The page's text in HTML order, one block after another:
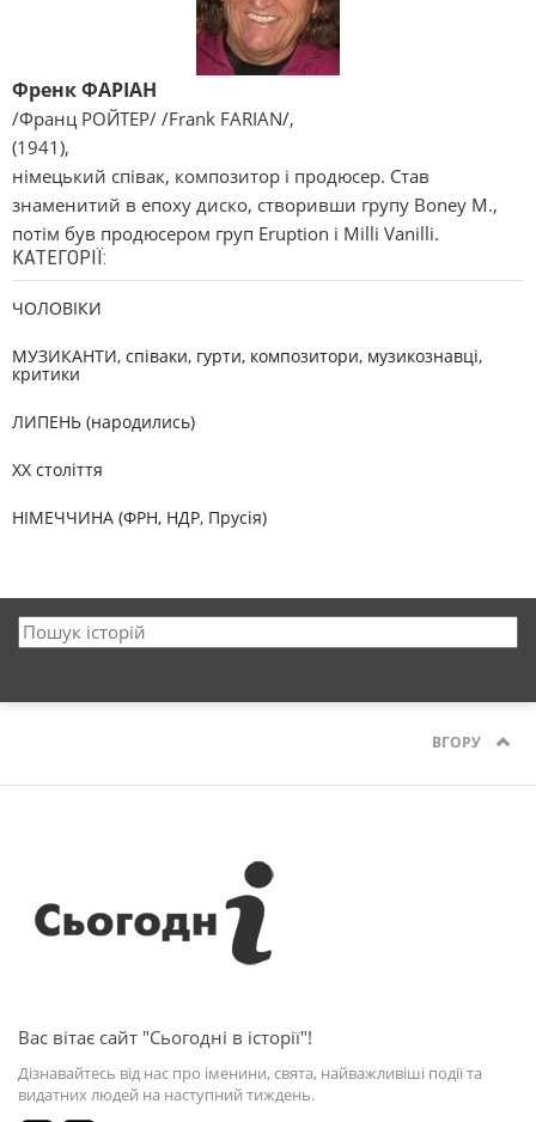
Френк ФАРІАН
/Франц РОЙТЕР/ /Frank FARІAN/,
(1941),
німецький співак, композитор і продюсер. Став
знаменитий в епоху диско, створивши групу Boney M.,
потім був продюсером груп Eruptіon і Mіllі Vanіllі.
КАТЕГОРІЇ:
ЧОЛОВІКИ
МУЗИКАНТИ, співаки, гурти, композитори, музикознавці,
критики
ЛИПЕНЬ (народились)
XX століття
НІМЕЧЧИНА (ФРН, НДР, Прусія)
ВГОРУ
Вас вітає сайт "Сьогодні в історії"!
Дізнавайтесь від нас про іменини, свята, найважливіші події та
видатних людей на наступний тиждень.